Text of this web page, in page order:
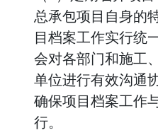
总承包项目自身的
目档案工作实行统
会对各部门和施工
单位进行有效沟通
确保项目档案工作
行。